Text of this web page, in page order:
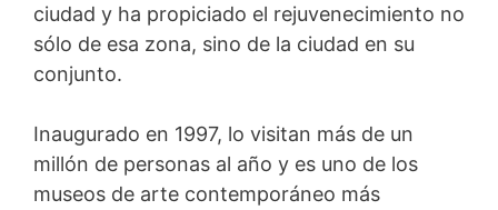
ciudad y ha propiciado el rejuvenecimiento no
sólo de esa zona, sino de la ciudad en su
conjunto.
Inaugurado en 1997, lo visitan más de un
millón de personas al año y es uno de los
museos de arte contemporáneo más